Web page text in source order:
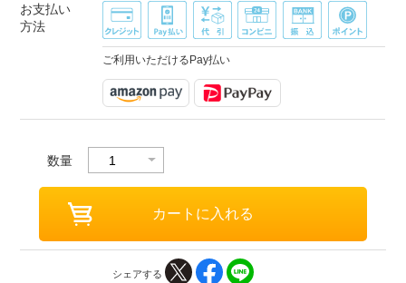
お支払い
方法
ご利用いただけるPay払い
数量
シェアする